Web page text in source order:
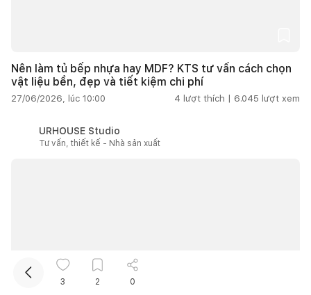
Nên làm tủ bếp nhựa hay MDF? KTS tư vấn cách chọn
vật liệu bền, đẹp và tiết kiệm chi phí
27/06/2026, lúc 10:00 4 lượt thích | 6.045 lượt xem
URHOUSE Studio
Tư vấn, thiết kế - Nhà sản xuất
3 2 0